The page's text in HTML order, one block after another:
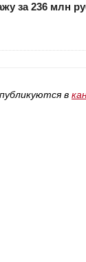
за 236 млн
в